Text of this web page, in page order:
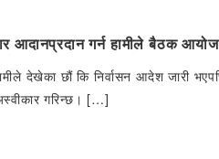
आदानप्रदान गर्न हामीले बैठक
देखेका छौं कि निर्वासन आदेश जारी भएपछि
गरिन्छ। […]